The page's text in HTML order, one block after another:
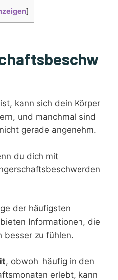
]
kann sich dein Körper
und manchmal sind
gerade angenehm.
du dich mit
der häufigsten
Informationen, die
besser zu fühlen.
, obwohl häufig in den
erlebt, kann